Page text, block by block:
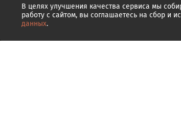
В целях улучшения качества сервиса мы
работу с сайтом, вы соглашаетесь на сбор и
данных.